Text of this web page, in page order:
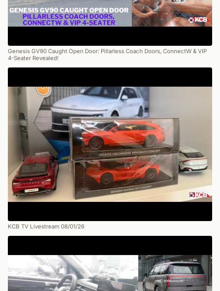
Genesis GV90 Caught Open Door: Pillarless Coach Doors, ConnectW & VIP
4-Seater Revealed!
KCB TV Livestream 08/01/26